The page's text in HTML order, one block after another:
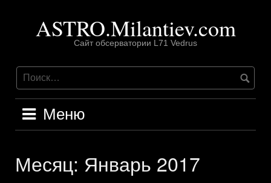
содержимомуASTRO.Milantiev.com
Сайт обсерватории L71 Vedrus
Меню
Месяц: Январь 2017